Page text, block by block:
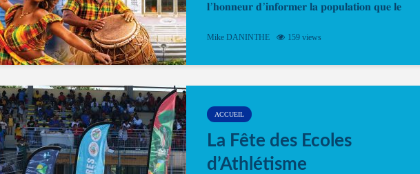
𝐥’𝐡𝐨𝐧𝐧𝐞𝐮𝐫 𝐝’𝐢𝐧𝐟𝐨𝐫𝐦𝐞𝐫 𝐥𝐚 𝐩𝐨𝐩𝐮𝐥𝐚𝐭𝐢𝐨𝐧 𝐪𝐮𝐞 𝐥𝐞
Mike DANINTHE 159 views
ACCUEIL
La Fête des Ecoles
d’Athlétisme